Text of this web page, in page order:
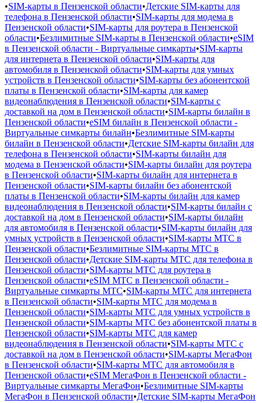
•SIM-карты в Пензенской области•Детские SIM-карты для
телефона в Пензенской области•SIM-карты для модема в
Пензенской области•SIM-карты для роутера в Пензенской
области•Безлимитные SIM-карты в Пензенской области•eSIM
в Пензенской области - Виртуальные симкарты•SIM-карты
для интернета в Пензенской области•SIM-карты для
автомобиля в Пензенской области•SIM-карты для умных
устройств в Пензенской области•SIM-карты без абонентской
платы в Пензенской области•SIM-карты для камер
видеонаблюдения в Пензенской области•SIM-карты с
доставкой на дом в Пензенской области•SIM-карты билайн в
Пензенской области•eSIM билайн в Пензенской области -
Виртуальные симкарты билайн•Безлимитные SIM-карты
билайн в Пензенской области•Детские SIM-карты билайн для
телефона в Пензенской области•SIM-карты билайн для
модема в Пензенской области•SIM-карты билайн для роутера
в Пензенской области•SIM-карты билайн для интернета в
Пензенской области•SIM-карты билайн без абонентской
платы в Пензенской области•SIM-карты билайн для камер
видеонаблюдения в Пензенской области•SIM-карты билайн с
доставкой на дом в Пензенской области•SIM-карты билайн
для автомобиля в Пензенской области•SIM-карты билайн для
умных устройств в Пензенской области•SIM-карты МТС в
Пензенской области•Безлимитные SIM-карты МТС в
Пензенской области•Детские SIM-карты МТС для телефона в
Пензенской области•SIM-карты МТС для роутера в
Пензенской области•eSIM МТС в Пензенской области -
Виртуальные симкарты МТС•SIM-карты МТС для интернета
в Пензенской области•SIM-карты МТС для модема в
Пензенской области•SIM-карты МТС для умных устройств в
Пензенской области•SIM-карты МТС без абонентской платы в
Пензенской области•SIM-карты МТС для камер
видеонаблюдения в Пензенской области•SIM-карты МТС с
доставкой на дом в Пензенской области•SIM-карты МегаФон
в Пензенской области•SIM-карты МТС для автомобиля в
Пензенской области•eSIM МегаФон в Пензенской области -
Виртуальные симкарты МегаФон•Безлимитные SIM-карты
МегаФон в Пензенской области•Детские SIM-карты МегаФон